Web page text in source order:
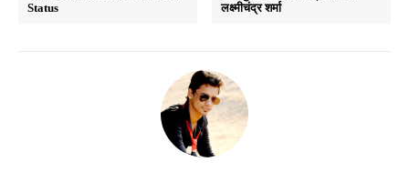
Status
लक्ष्मीचंद्र शर्मा